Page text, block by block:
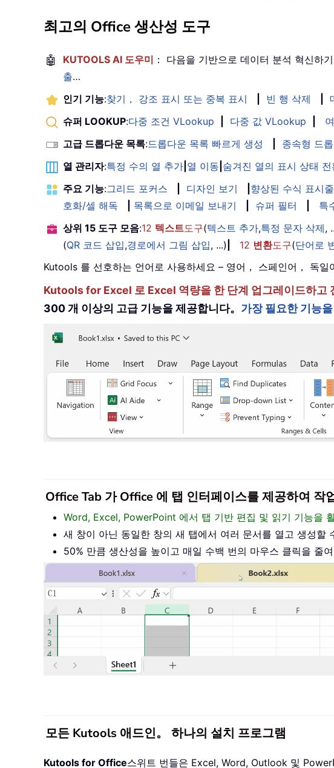
최고의 Office 생산성 도구
🤖 KUTOOLS AI 도우미 ： 다음을 기반으로 데이터 분석 혁신하기
출…
인기 기능:찾기， 강조 표시 또는 중복 표시 빈 행 삭제
슈퍼 LOOKUP:다중 조건 VLookup 다중 값 VLookup
고급 드롭다운 목록:드롭다운 목록 빠르게 생성 종속형 드
열 관리자:특정 수의 열 추가 열 이동 숨겨진 열의 표시 상태 전
주요 기능:그리드 포커스 디자인 보기 향상된 수식 표시줄
호화/셀 해독
목록으로 이메일 보내기 슈퍼 필터 특
상위 15 도구 모음:12 텍스트도구(텍스트 추가,특정 문자 삭제,
(QR 코드 삽입,경로에서 그림 삽입, ...) 12 변환도구(단어로
Kutools 를 선호하는 언어로 사용하세요 – 영어， 스페인어， 독
Kutools for Excel 로 Excel 역량을 한 단계 업그레이드하고
300 개 이상의 고급 기능을 제공합니다。 가장 필요한 기능
Office Tab 가 Office 에 탭 인터페이스를 제공하여 작
Word, Excel, PowerPoint 에서 탭 기반 편집 및 읽기 기능을
새 창이 아닌 동일한 창의 새 탭에서 여러 문서를 열고 생성할
50% 만큼 생산성을 높이고 매일 수백 번의 마우스 클릭을 줄여
모든 Kutools 애드인。 하나의 설치 프로그램
Kutools for Office스위트 번들은 Excel, Word, Outlook 및